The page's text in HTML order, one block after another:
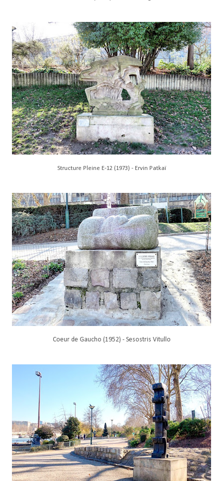
Structure Pleine E-12 (1973) - Ervin Patkaï
Coeur de Gaucho (1952) - Sesostris Vitullo